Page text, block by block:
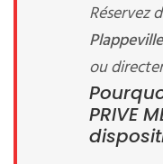
Réservez
Plappeville
ou
PRIVE